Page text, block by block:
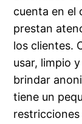
cuenta en el
prestan
los clientes.
usar, limpio
brindar
tiene un